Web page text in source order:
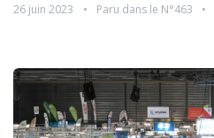
26 juin 2023 Paru dans le N°463